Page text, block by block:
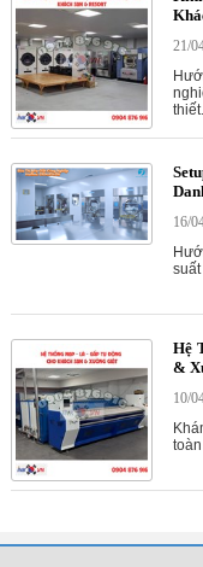
21/
thiết...
16/
suất
Hệ
&
10/